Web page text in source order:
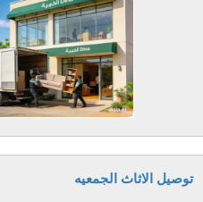
توصيل الاثاث الجمعيه